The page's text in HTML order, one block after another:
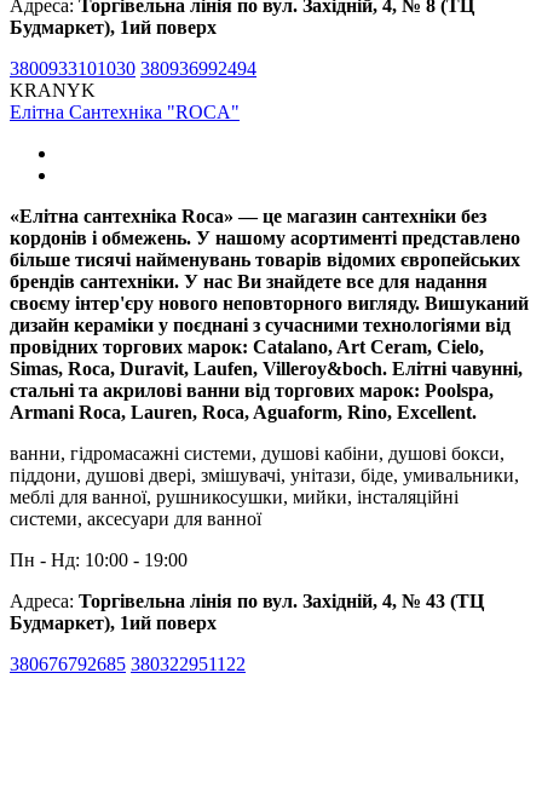
Адреса: Торгівельна лінія по вул. Західній, 4, № 8 (ТЦ
Будмаркет), 1ий поверх
3800933101030 380936992494
KRANYK
Елітна Сантехніка "ROCA"
«Елітна сантехніка Roca» — це магазин сантехніки без
кордонів і обмежень. У нашому асортименті представлено
більше тисячі найменувань товарів відомих європейських
брендів сантехніки. У нас Ви знайдете все для надання
своєму інтер'єру нового неповторного вигляду. Вишуканий
дизайн кераміки у поєднані з сучасними технологіями від
провідних торгових марок: Catalano, Art Ceram, Cielo,
Simas, Roca, Duravit, Laufen, Villeroy&boch. Елітні чавунні,
стальні та акрилові ванни від торгових марок: Poolspa,
Armani Roca, Lauren, Roca, Aguaform, Rino, Excellent.
ванни, гідромасажні системи, душові кабіни, душові бокси,
піддони, душові двері, змішувачі, унітази, біде, умивальники,
меблі для ванної, рушникосушки, мийки, інсталяційні
системи, аксесуари для ванної
Пн - Нд: 10:00 - 19:00
Адреса: Торгівельна лінія по вул. Західній, 4, № 43 (ТЦ
Будмаркет), 1ий поверх
380676792685 380322951122